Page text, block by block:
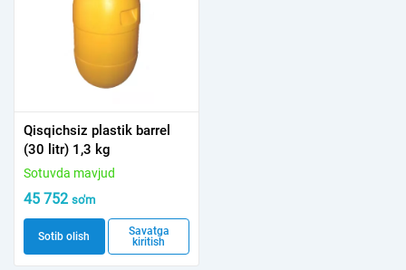
Qisqichsiz plastik barrel
(30 litr) 1,3 kg
Sotuvda mavjud
45 752 so'm
Sotib olish
Savatga
kiritish